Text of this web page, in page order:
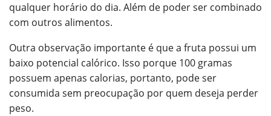
qualquer horário do dia. Além de poder ser combinado
com outros alimentos.
Outra observação importante é que a fruta possui um
baixo potencial calórico. Isso porque 100 gramas
possuem apenas calorias, portanto, pode ser
consumida sem preocupação por quem deseja perder
peso.